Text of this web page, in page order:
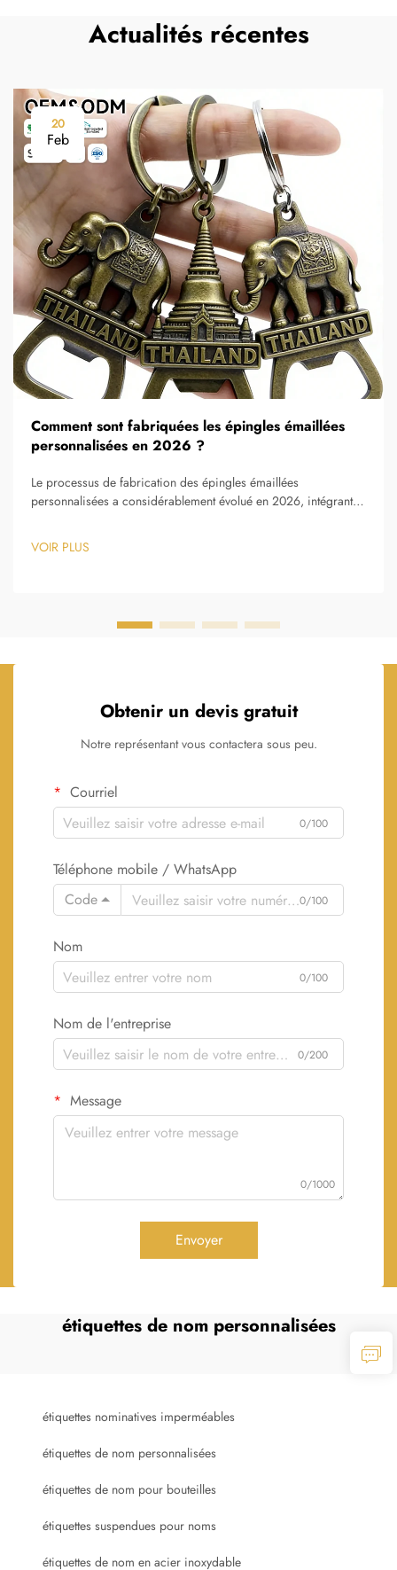
Actualités récentes
20
Feb
Comment sont fabriquées les épingles émaillées
personnalisées en 2026 ?
Le processus de fabrication des épingles émaillées
personnalisées a considérablement évolué en 2026, intégrant
artisanales qui rendent ces objets de collection si prisés. Les
méthodes modernes de production combinent désormais une
VOIR PLUS
Obtenir un devis gratuit
Notre représentant vous contactera sous peu.
Courriel
0/100
Téléphone mobile / WhatsApp
Code
0/100
Nom
0/100
Nom de l'entreprise
0/200
Message
0/1000
Envoyer
étiquettes de nom personnalisées
étiquettes nominatives imperméables
étiquettes de nom personnalisées
étiquettes de nom pour bouteilles
étiquettes suspendues pour noms
étiquettes de nom en acier inoxydable